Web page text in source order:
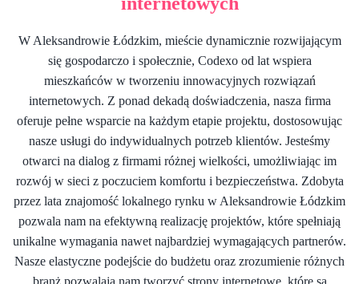
W Aleksandrowie Łódzkim, mieście dynamicznie rozwijającym
się gospodarczo i społecznie, Codexo od lat wspiera
mieszkańców w tworzeniu innowacyjnych rozwiązań
internetowych. Z ponad dekadą doświadczenia, nasza firma
oferuje pełne wsparcie na każdym etapie projektu, dostosowując
nasze usługi do indywidualnych potrzeb klientów. Jesteśmy
otwarci na dialog z firmami różnej wielkości, umożliwiając im
rozwój w sieci z poczuciem komfortu i bezpieczeństwa. Zdobyta
przez lata znajomość lokalnego rynku w Aleksandrowie Łódzkim
pozwala nam na efektywną realizację projektów, które spełniają
unikalne wymagania nawet najbardziej wymagających partnerów.
Nasze elastyczne podejście do budżetu oraz zrozumienie różnych
branż pozwalają nam tworzyć strony internetowe, które są